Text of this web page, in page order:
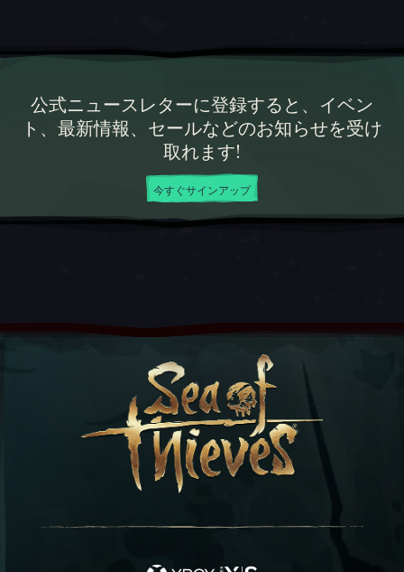
公式ニュースレターに登録すると、イベン
ト、最新情報、セールなどのお知らせを受け
取れます!
今すぐサインアップ